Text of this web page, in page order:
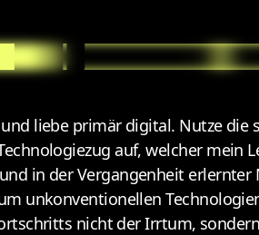
liebe primär digital. Nutze die
auf, welcher mein
in der Vergangenheit erlernter
unkonventionellen
nicht der Irrtum,